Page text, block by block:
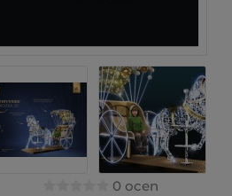
0 ocen